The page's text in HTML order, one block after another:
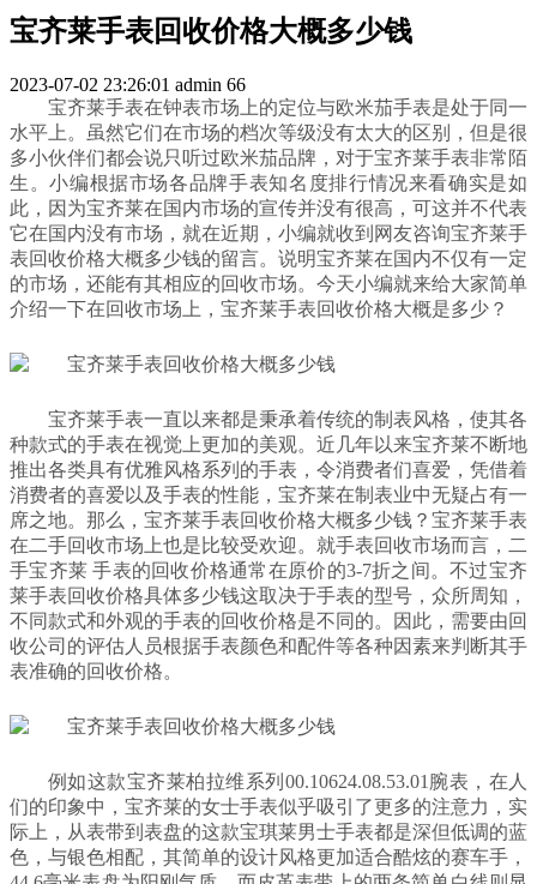
宝齐莱手表回收价格大概多少钱
2023-07-02 23:26:01 admin 66
宝齐莱手表在钟表市场上的定位与欧米茄手表是处于同一
水平上。虽然它们在市场的档次等级没有太大的区别，但是很
多小伙伴们都会说只听过欧米茄品牌，对于宝齐莱手表非常陌
生。小编根据市场各品牌手表知名度排行情况来看确实是如
此，因为宝齐莱在国内市场的宣传并没有很高，可这并不代表
它在国内没有市场，就在近期，小编就收到网友咨询宝齐莱手
表回收价格大概多少钱的留言。说明宝齐莱在国内不仅有一定
的市场，还能有其相应的回收市场。今天小编就来给大家简单
介绍一下在回收市场上，宝齐莱手表回收价格大概是多少？
宝齐莱手表一直以来都是秉承着传统的制表风格，使其各
种款式的手表在视觉上更加的美观。近几年以来宝齐莱不断地
推出各类具有优雅风格系列的手表，令消费者们喜爱，凭借着
消费者的喜爱以及手表的性能，宝齐莱在制表业中无疑占有一
席之地。那么，宝齐莱手表回收价格大概多少钱？宝齐莱手表
在二手回收市场上也是比较受欢迎。就手表回收市场而言，二
手宝齐莱 手表的回收价格通常在原价的3-7折之间。不过宝齐
莱手表回收价格具体多少钱这取决于手表的型号，众所周知，
不同款式和外观的手表的回收价格是不同的。因此，需要由回
收公司的评估人员根据手表颜色和配件等各种因素来判断其手
表准确的回收价格。
例如这款宝齐莱柏拉维系列00.10624.08.53.01腕表，在人
们的印象中，宝齐莱的女士手表似乎吸引了更多的注意力，实
际上，从表带到表盘的这款宝琪莱男士手表都是深但低调的蓝
色，与银色相配，其简单的设计风格更加适合酷炫的赛车手，